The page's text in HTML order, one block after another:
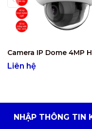
Liên hệ
NHẬP THÔNG TIN